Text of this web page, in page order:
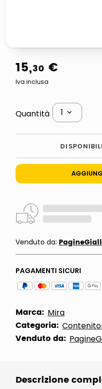
15,30 €
Iva inclusa
Quantità 1
Venduto da:
PAGAMENTI SICURI
Marca: Mira
Categoria:
Venduto da:
Descrizione